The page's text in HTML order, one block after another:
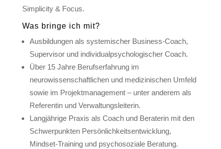
Simplicity & Focus.
Was bringe ich mit?
Ausbildungen als systemischer Business-Coach,
Supervisor und individualpsychologischer Coach.
Über 15 Jahre Berufserfahrung im
neurowissenschaftlichen und medizinischen Umfeld
sowie im Projektmanagement – unter anderem als
Referentin und Verwaltungsleiterin.
Langjährige Praxis als Coach und Beraterin mit den
Schwerpunkten Persönlichkeitsentwicklung,
Mindset-Training und psychosoziale Beratung.